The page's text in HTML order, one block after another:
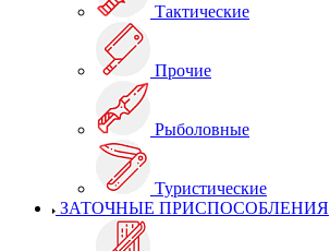
Тактические
Прочие
Рыболовные
Туристические
ЗАТОЧНЫЕ ПРИСПОСОБЛЕНИЯ